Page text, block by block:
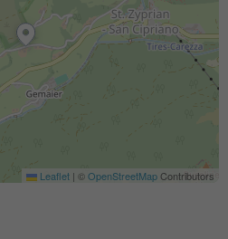
Leaflet | ©OpenStreetMapContributors